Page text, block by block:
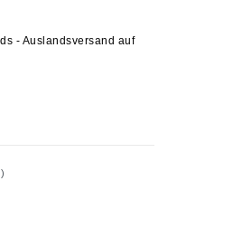
- Auslandsversand auf
)